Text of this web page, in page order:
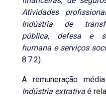
Atividades
Indústria de
pública, defesa e
humana e serviços
8.7.2).
A remuneração
Indústria extrativa é